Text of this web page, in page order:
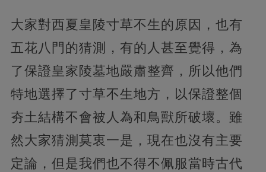
大家對西夏皇陵寸草不生的原因，也有
五花八門的猜測，有的人甚至覺得，為
了保證皇家陵墓地嚴肅整齊，所以他們
特地選擇了寸草不生地方，以保證整個
夯土結構不會被人為和鳥獸所破壞。雖
然大家猜測莫衷一是，現在也沒有主要
定論，但是我們也不得不佩服當時古代